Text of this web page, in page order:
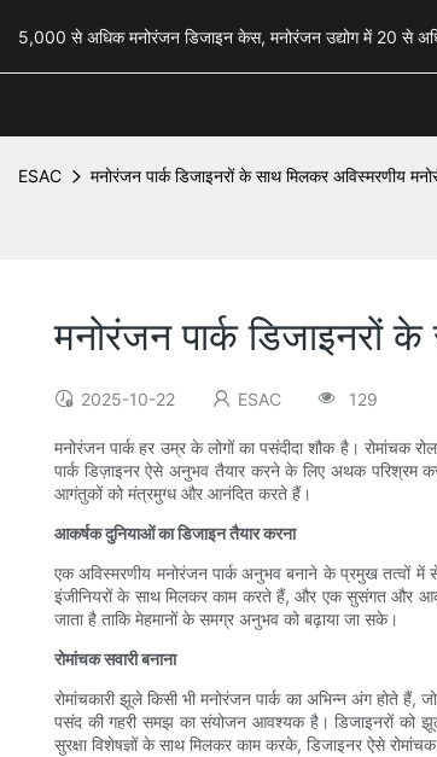
5,000 से अधिक मनोरंजन डिजाइन केस, मनोरंजन उद्योग में 20 से
ESAC मनोरंजन पार्क डिजाइनरों के साथ मिलकर अविस्मरणीय
मनोरंजन पार्क डिजाइनरों
2025-10-22 ESAC 129
मनोरंजन पार्क हर उम्र के लोगों का पसंदीदा शौक है। रोमांचक
पार्क डिज़ाइनर ऐसे अनुभव तैयार करने के लिए अथक परिश्रम
आगंतुकों को मंत्रमुग्ध और आनंदित करते हैं।
आकर्षक दुनियाओं का डिजाइन तैयार करना
एक अविस्मरणीय मनोरंजन पार्क अनुभव बनाने के प्रमुख तत्वों में
इंजीनियरों के साथ मिलकर काम करते हैं, और एक सुसंगत और
जाता है ताकि मेहमानों के समग्र अनुभव को बढ़ाया जा सके।
रोमांचक सवारी बनाना
रोमांचकारी झूले किसी भी मनोरंजन पार्क का अभिन्न अंग होते हैं,
पसंद की गहरी समझ का संयोजन आवश्यक है। डिजाइनरों को
सुरक्षा विशेषज्ञों के साथ मिलकर काम करके, डिजाइनर ऐसे